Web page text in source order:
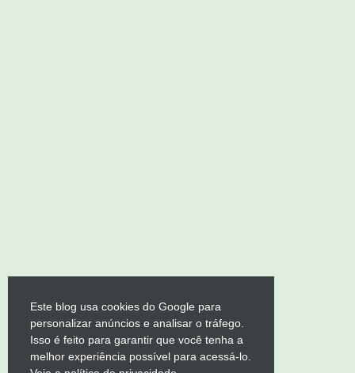
Este blog usa cookies do Google para
personalizar anúncios e analisar o tráfego.
Isso é feito para garantir que você tenha a
melhor experiência possível para acessá-lo.